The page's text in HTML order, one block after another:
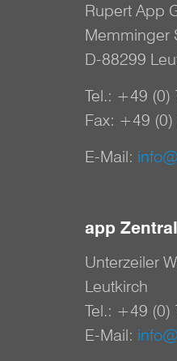
Rupert App
Memminger
D-88299
Tel.: +49 (0)
Fax: +49
E-Mail:
app
Unterzeiler
Leutkirch
Tel.: +49 (0)
E-Mail: